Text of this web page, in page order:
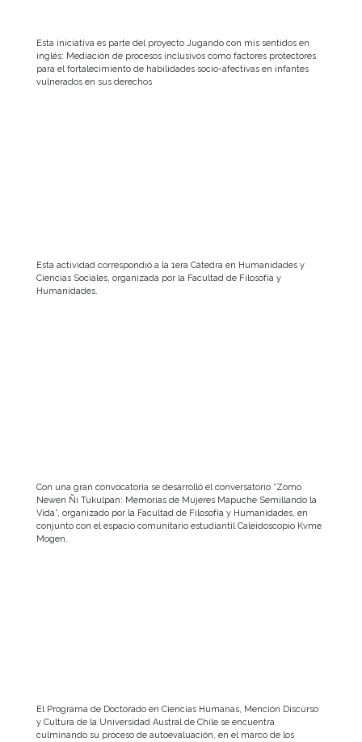
Esta iniciativa es parte del proyecto Jugando con mis sentidos en
inglés: Mediación de procesos inclusivos como factores protectores
para el fortalecimiento de habilidades socio-afectivas en infantes
vulnerados en sus derechos
Esta actividad correspondió a la 1era Cátedra en Humanidades y
Ciencias Sociales, organizada por la Facultad de Filosofía y
Humanidades.
Con una gran convocatoria se desarrolló el conversatorio “Zomo
Newen Ñi Tukulpan: Memorias de Mujeres Mapuche Semillando la
Vida”, organizado por la Facultad de Filosofía y Humanidades, en
conjunto con el espacio comunitario estudiantil Caleidoscopio Kvme
Mogen.
El Programa de Doctorado en Ciencias Humanas, Mención Discurso
y Cultura de la Universidad Austral de Chile se encuentra
culminando su proceso de autoevaluación, en el marco de los